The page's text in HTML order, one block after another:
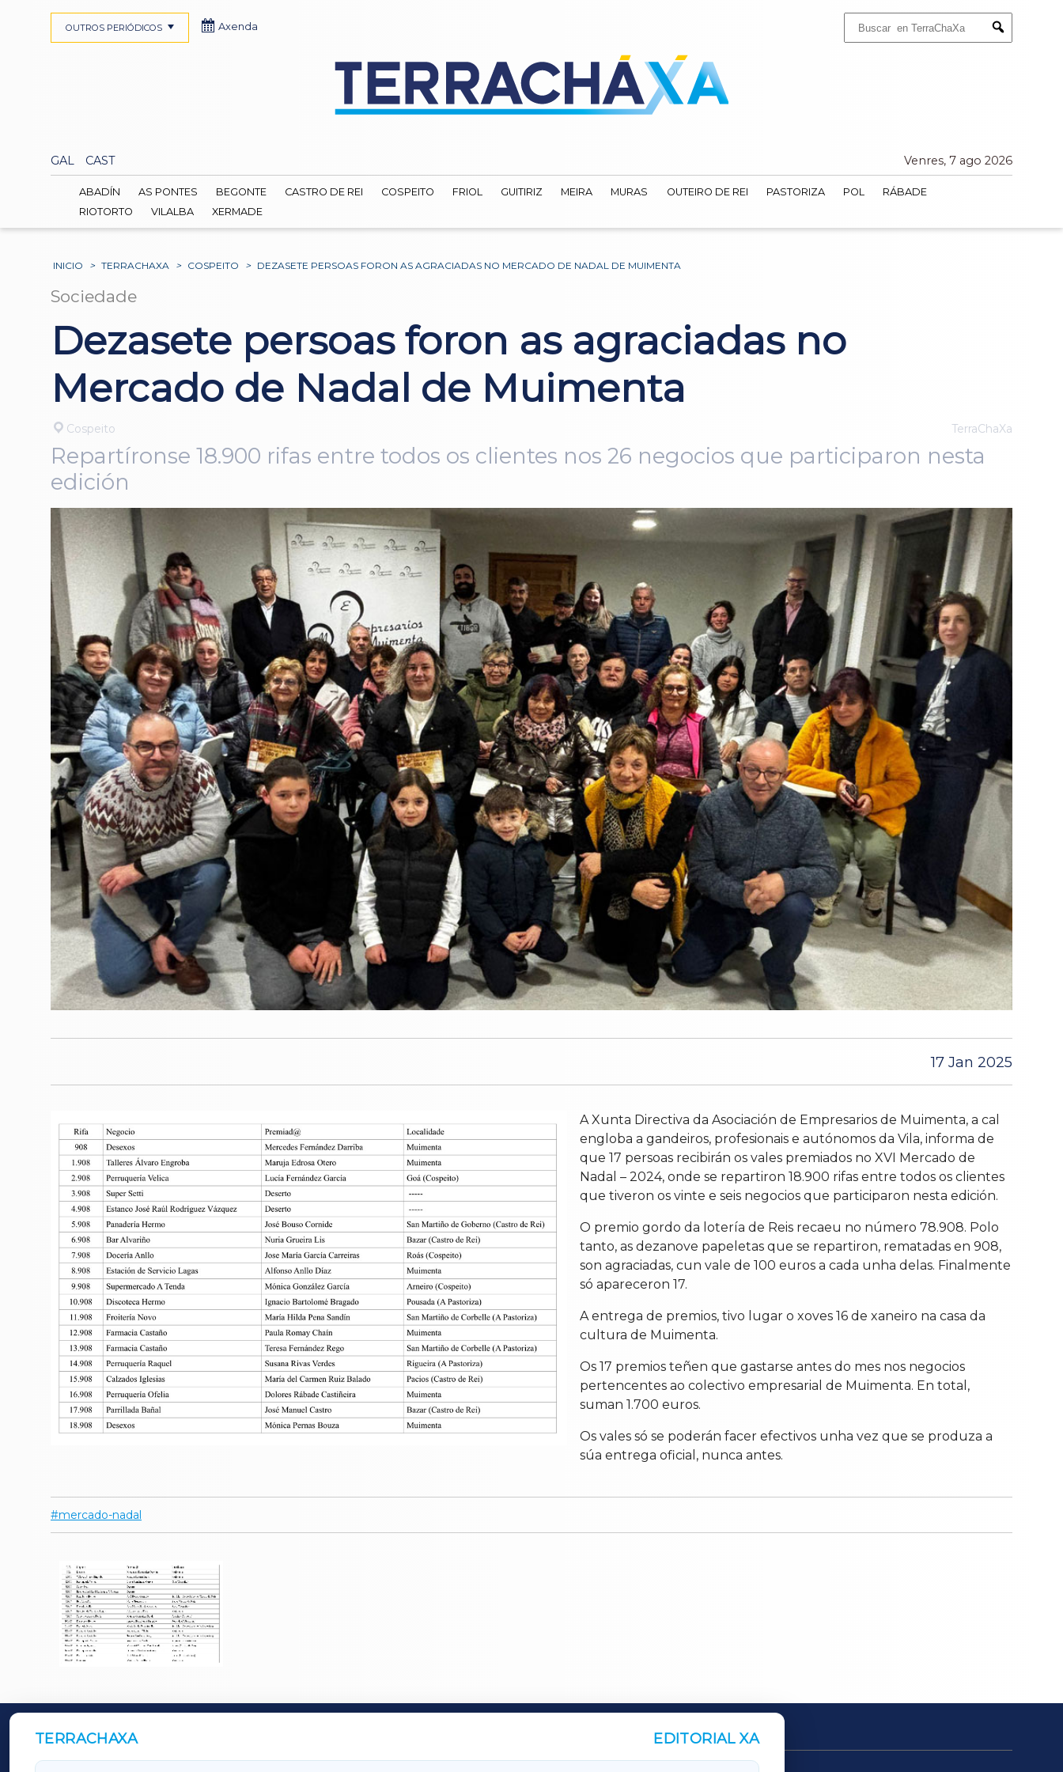
Submit
GAL CAST Venres, 7 ago 2026
OUTROS PERIÓDICOS Axenda
ABADÍN AS PONTES BEGONTE CASTRO DE REI COSPEITO FRIOL GUITIRIZ MEIRA MURAS OUTEIRO DE REI PASTORIZA POL
RÁBADE
RIOTORTO
VILALBA XERMADE
INICIO > TERRACHAXA > COSPEITO > DEZASETE PERSOAS FORON AS AGRACIADAS NO MERCADO DE NADAL DE MUIMENTA
Sociedade
Dezasete persoas foron as agraciadas no
Mercado de Nadal de Muimenta
Cospeito TerraChaXa
Repartíronse 18.900 rifas entre todos os clientes nos 26 negocios que participaron nesta
edición
17 Jan 2025
A Xunta Directiva da Asociación de Empresarios de Muimenta, a cal
engloba a gandeiros, profesionais e autónomos da Vila, informa de
que 17 persoas recibirán os vales premiados no XVI Mercado de
Nadal – 2024, onde se repartiron 18.900 rifas entre todos os clientes
que tiveron os vinte e seis negocios que participaron nesta edición.
O premio gordo da lotería de Reis recaeu no número 78.908. Polo
tanto, as dezanove papeletas que se repartiron, rematadas en 908,
son agraciadas, cun vale de 100 euros a cada unha delas. Finalmente
só apareceron 17.
A entrega de premios, tivo lugar o xoves 16 de xaneiro na casa da
cultura de Muimenta.
Os 17 premios teñen que gastarse antes do mes nos negocios
pertencentes ao colectivo empresarial de Muimenta. En total,
suman 1.700 euros.
Os vales só se poderán facer efectivos unha vez que se produza a
súa entrega oficial, nunca antes.
mercado-nadal
TERRACHAXA EDITORIAL XA
OUTROS PERIÓDICOS